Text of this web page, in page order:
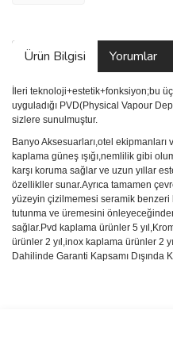
Ürün Bilgisi Yorumlar
İleri teknoloji+estetik+fonksiyon;bu
uyguladığı PVD(Physical Vapour
sizlere sunulmuştur.
Banyo Aksesuarları,otel
kaplama güneş ışığı,nemlilik gibi
karşı koruma sağlar ve uzun yıllar
özellikller sunar.Ayrıca tamamen
yüzeyin çizilmemesi seramik benzeri
tutunma ve üremesini
sağlar.Pvd kaplama ürünler 5
ürünler 2 yıl,inox kaplama ürünler 2
Dahilinde Garanti Kapsamı Dışında